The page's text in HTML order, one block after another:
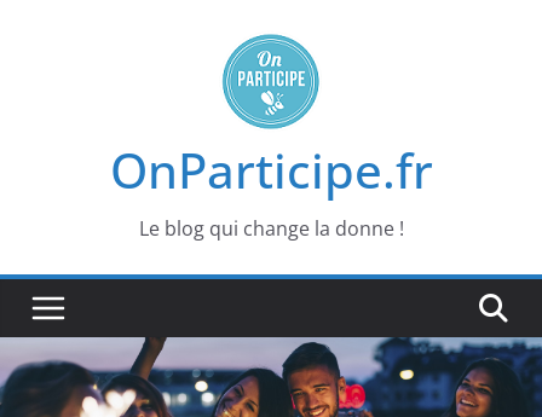
OnParticipe.fr
Le blog qui change la donne !